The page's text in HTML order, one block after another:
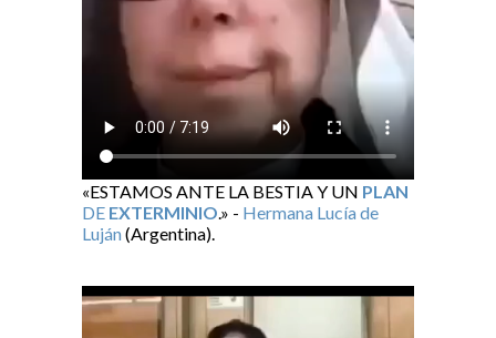
«ESTAMOS ANTE LA BESTIA Y UN PLAN
DE EXTERMINIO .» - Hermana Lucía de
Luján(Argentina).